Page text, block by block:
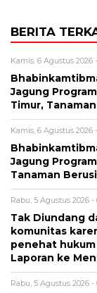
BERITA
Kamis, 6 Agustus 2026
Jagung
Timur,
Kamis, 6 Agustus 2026
Jagung
Tanaman
Rabu, 5 Agustus 2026
Tak Diundang
komunitas
penehat hukum
Laporan ke
Rabu, 5 Agustus 2026 -